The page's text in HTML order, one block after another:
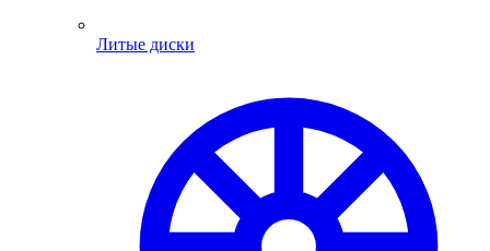
Литые диски